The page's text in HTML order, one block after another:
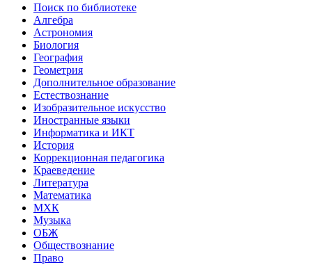
Поиск по библиотеке
Алгебра
Астрономия
Биология
География
Геометрия
Дополнительное образование
Естествознание
Изобразительное искусство
Иностранные языки
Информатика и ИКТ
История
Коррекционная педагогика
Краеведение
Литература
Математика
МХК
Музыка
ОБЖ
Обществознание
Право